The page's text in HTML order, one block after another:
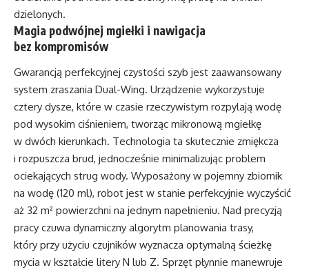
dzielonych.
Magia podwójnej mgiełki i nawigacja
bez kompromisów
Gwarancją perfekcyjnej czystości szyb jest zaawansowany
system zraszania Dual-Wing. Urządzenie wykorzystuje
cztery dysze, które w czasie rzeczywistym rozpylają wodę
pod wysokim ciśnieniem, tworząc mikronową mgiełkę
w dwóch kierunkach. Technologia ta skutecznie zmiękcza
i rozpuszcza brud, jednocześnie minimalizując problem
ociekających strug wody. Wyposażony w pojemny zbiornik
na wodę (120 ml), robot jest w stanie perfekcyjnie wyczyścić
aż 32 m² powierzchni na jednym napełnieniu. Nad precyzją
pracy czuwa dynamiczny algorytm planowania trasy,
który przy użyciu czujników wyznacza optymalną ścieżkę
mycia w kształcie litery N lub Z. Sprzęt płynnie manewruje